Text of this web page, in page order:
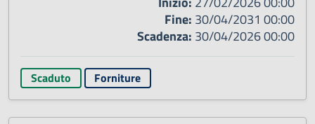
Fine: 30/04/2031 00:00
Scadenza: 30/04/2026 00:00
Scaduto Forniture